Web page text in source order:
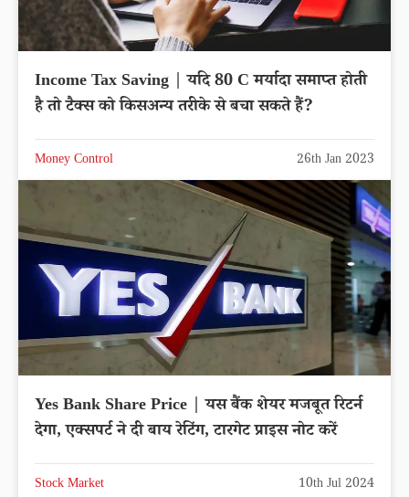
Income Tax Saving | यदि 80 C मर्यादा समाप्त होती
है तो टैक्स को किसअन्य तरीके से बचा सकते हैं?
Money Control 26th Jan 2023
Yes Bank Share Price | यस बैंक शेयर मजबूत रिटर्न
देगा, एक्सपर्ट ने दी बाय रेटिंग, टारगेट प्राइस नोट करें
Stock Market 10th Jul 2024